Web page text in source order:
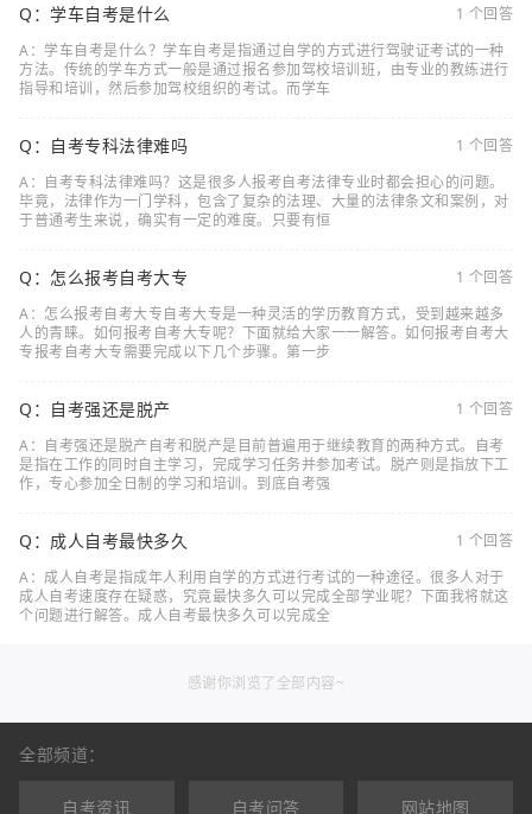
Q：学车自考是什么
1 个回答
A：学车自考是什么？学车自考是指通过自学的方式进行驾驶证考试的一种
方法。传统的学车方式一般是通过报名参加驾校培训班，由专业的教练进行
指导和培训，然后参加驾校组织的考试。而学车
Q：自考专科法律难吗
1 个回答
A：自考专科法律难吗？这是很多人报考自考法律专业时都会担心的问题。
毕竟，法律作为一门学科，包含了复杂的法理、大量的法律条文和案例，对
于普通考生来说，确实有一定的难度。只要有恒
Q：怎么报考自考大专
1 个回答
A：怎么报考自考大专自考大专是一种灵活的学历教育方式，受到越来越多
人的青睐。如何报考自考大专呢？下面就给大家一一解答。如何报考自考大
专报考自考大专需要完成以下几个步骤。第一步
Q：自考强还是脱产
1 个回答
A：自考强还是脱产自考和脱产是目前普遍用于继续教育的两种方式。自考
是指在工作的同时自主学习，完成学习任务并参加考试。脱产则是指放下工
作，专心参加全日制的学习和培训。到底自考强
Q：成人自考最快多久
1 个回答
A：成人自考是指成年人利用自学的方式进行考试的一种途径。很多人对于
成人自考速度存在疑惑，究竟最快多久可以完成全部学业呢？下面我将就这
个问题进行解答。成人自考最快多久可以完成全
感谢你浏览了全部内容~
全部频道：
自考资讯 自考问答 网站地图